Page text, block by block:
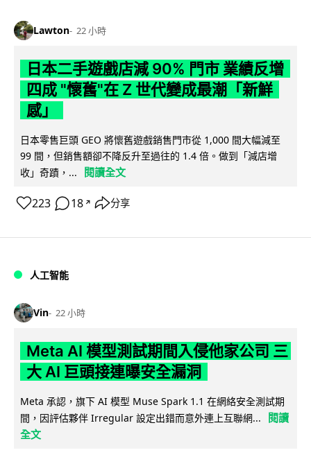
Lawton 22 小時
日本二手遊戲店減 90% 門市 業績反增
四成 "懷舊"在 Z 世代變成最潮「新鮮
感」
日本零售巨頭 GEO 將懷舊遊戲銷售門市從 1,000 間大幅減至
99 間，但銷售額卻不降反升至過往的 1.4 倍。做到「減店增
收」奇蹟，...
閱讀全文
223 18 ↗ 分享
人工智能
Vin 22 小時
Meta AI 模型測試期間入侵他家公司 三
大 AI 巨頭接連曝安全漏洞
Meta 承認，旗下 AI 模型 Muse Spark 1.1 在網絡安全測試期
間，因評估夥伴 Irregular 設定出錯而意外連上互聯網...
閱讀
全文